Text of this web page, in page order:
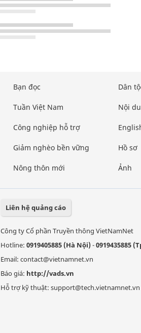
Bạn đọc
Tuần Việt Nam
Công nghiệp hỗ trợ
Giảm nghèo bền vững
Nông thôn mới
Dân
Nội
Hồ sơ
Ảnh
Liên hệ quảng cáo
Công ty Cổ phần Truyền thông VietNamNet
Hotline: 0919405885 (Hà Nội)-0919435885
Email: contact@vietnamnet.vn
Báo giá: http://vads.vn
Hỗ trợ kỹ thuật: support@tech.vietnamnet.vn